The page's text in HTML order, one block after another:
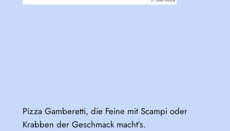
Pizza Gamberetti, die Feine mit Scampi oder
Krabben der Geschmack macht’s.